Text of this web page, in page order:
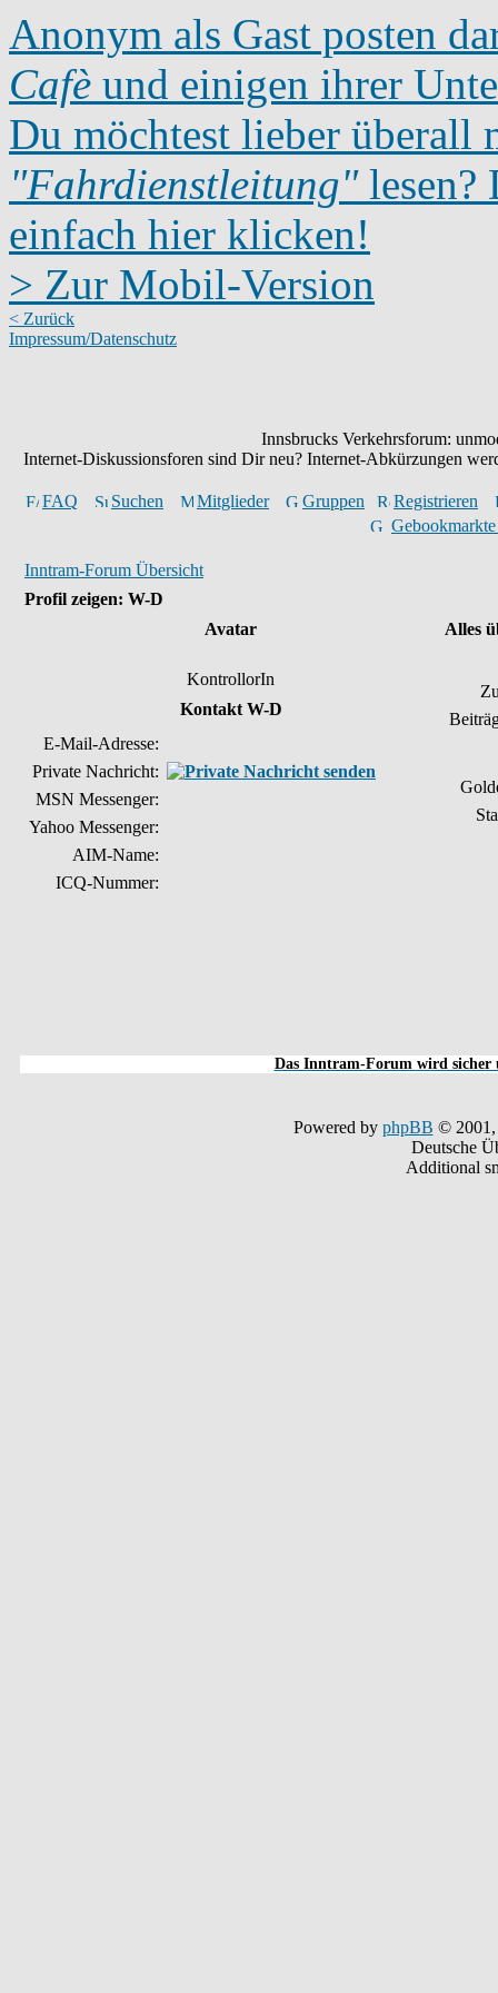
Anonym als Gast posten
Cafè und einigen ihrer
Du möchtest lieber überall
"Fahrdienstleitung"lesen?
einfach hier klicken!
> Zur Mobil-Version
< Zurück
Impressum/Datenschutz
Innsbrucks Verkehrsforum:
Internet-Diskussionsforen sind Dir neu? Internet-Abkürzungen
FAQ Suchen Mitglieder Gruppen
Registrieren
Inntram-Forum Übersicht
Profil zeigen: W-D
Avatar
Alles
KontrollorIn
Kontakt W-D
E-Mail-Adresse:
Private Nachricht:
MSN Messenger:
Yahoo Messenger:
AIM-Name:
ICQ-Nummer:
Das Inntram-Forum wird sicher
Powered by phpBB © 2001,
Deutsche
Additional